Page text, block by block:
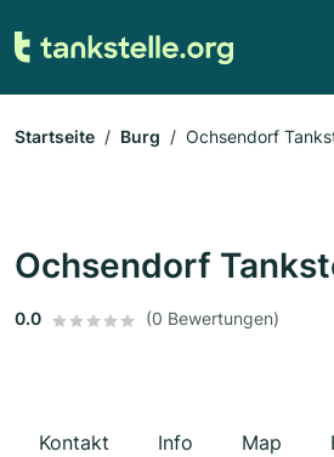
Startseite Burg Ochsendorf
Ochsendorf
0.0 (0 Bewertungen)
Kontakt Info Map